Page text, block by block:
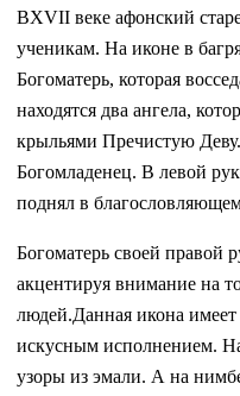
ВXVII веке афонский
ученикам. На иконе в
Богоматерь, которая
находятся два ангела,
крыльями Пречистую
Богомладенец. В левой
поднял в
Богоматерь своей правой
акцентируя внимание на
людей.Данная икона имеет
искусным исполнением.
узоры из эмали. А на